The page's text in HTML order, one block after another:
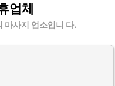
업체
마사지 업소입니 다.